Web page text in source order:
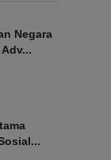
Negara